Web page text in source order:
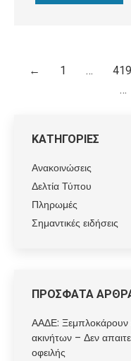
← 1 … 419
…
ΚΑΤΗΓΟΡΙΕΣ
Ανακοινώσεις
Δελτία Τύπου
Πληρωμές
Σημαντικές ειδήσεις
ΠΡΟΣΦΑΤΑ
ΑΑΔΕ: Ξεμπλοκάρουν
ακινήτων – Δεν
οφειλής